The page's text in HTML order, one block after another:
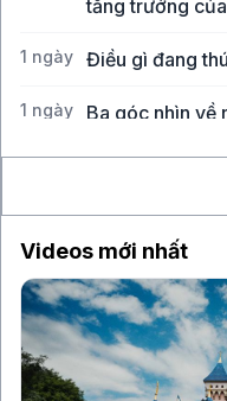
tăng trưởng
1 ngày Điều gì đang
1 ngày
Ba góc nhìn về
Videos mới nhất